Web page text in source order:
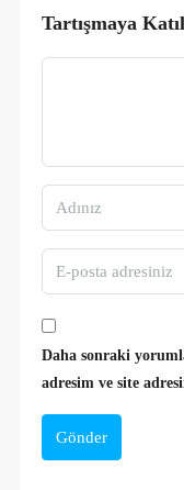
Tartışmaya Katıl
Daha sonraki
adresim ve site
Gönder